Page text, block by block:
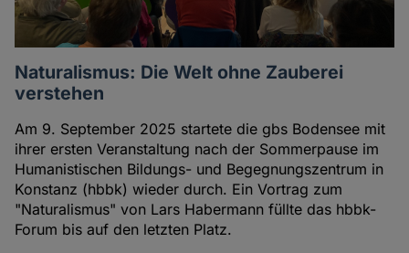
Naturalismus: Die Welt ohne Zauberei
verstehen
Am 9. September 2025 startete die gbs Bodensee mit
ihrer ersten Veranstaltung nach der Sommerpause im
Humanistischen Bildungs- und Begegnungszentrum in
Konstanz (hbbk) wieder durch. Ein Vortrag zum
"Naturalismus" von Lars Habermann füllte das hbbk-
Forum bis auf den letzten Platz.